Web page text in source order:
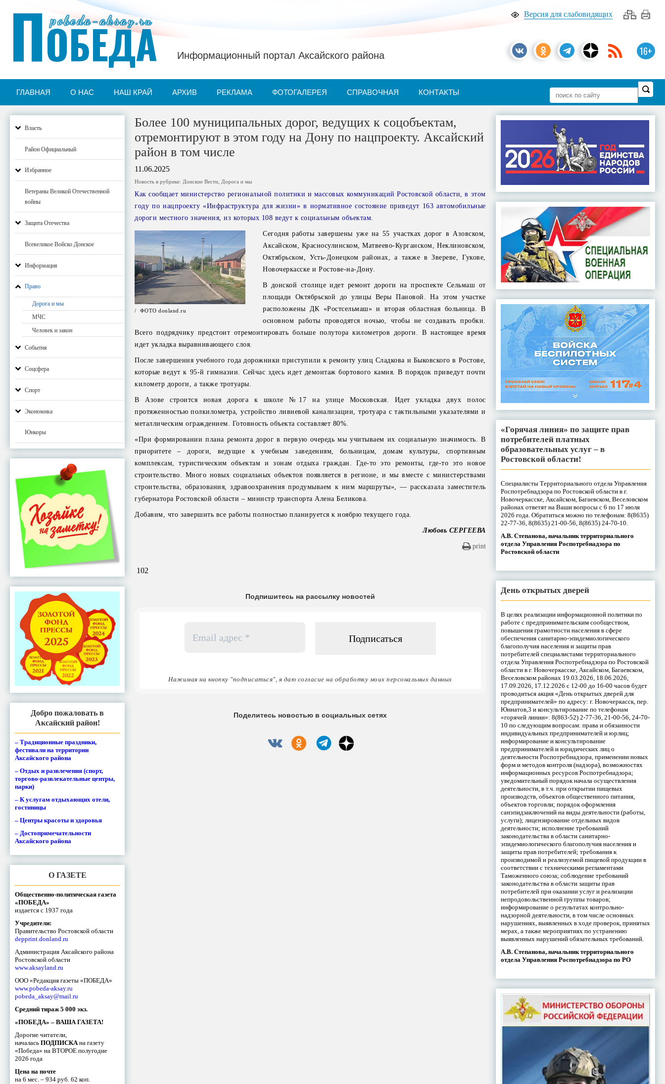
Версия для слабовидящих
16+
pobeda-aksay.ru
ПОБЕДА Информационный портал Аксайского района
ГЛАВНАЯ О НАС НАШ КРАЙ АРХИВ РЕКЛАМА ФОТОГАЛЕРЕЯ СПРАВОЧНАЯ КОНТАКТЫ
Власть
Район Официальный
Избранное
Ветераны Великой Отечественной
войны
Защита Отечества
Всевеликое Войско Донское
Информация
Право
Дорога и мы
МЧС
Человек и закон
События
Соцсфера
Спорт
Экономика
Юнкоры
Добро пожаловать в
Аксайский район!
– Традиционные праздники,
фестивали на территории
Аксайского района
– Отдых и развлечения (спорт,
торгово-развлекательные центры,
парки)
– К услугам отдыхающих отели,
гостиницы
– Центры красоты и здоровья
– Достопримечательности
Аксайского района
О ГАЗЕТЕ
Общественно-политическая газета
«ПОБЕДА»
издается с 1937 года
Учредители:
Правительство Ростовской области
depprint.donland.ru
Администрация Аксайского района
Ростовской области
www.aksayland.ru
ООО «Редакция газеты «ПОБЕДА»
www.pobeda-aksay.ru
pobeda_aksay@mail.ru
Средний тираж 5 000 экз.
«ПОБЕДА» – ВАША ГАЗЕТА!
Дорогие читатели,
началась ПОДПИСКАна газету
«Победа» на ВТОРОЕ полугодие
2026 года
Цена на почте
на 6 мес. – 934 руб. 62 коп.
Более 100 муниципальных дорог, ведущих к соцобъектам,
отремонтируют в этом году на Дону по нацпроекту. Аксайский
район в том числе
11.06.2025
Новость в рубрике: Донские Вести Дорога и мы
Как сообщает министерство региональной политики и массовых коммуникаций Ростовской области, в этом
году по нацпроекту «Инфраструктура для жизни» в нормативное состояние приведут 163 автомобильные
дороги местного значения, из которых 108 ведут к социальным объектам.
/ ФОТО donland.ru
Сегодня работы завершены уже на 55 участках дорог в Азовском,
Аксайском, Красносулинском, Матвеево-Курганском, Неклиновском,
Октябрьском, Усть-Донецком районах, а также в Звереве, Гукове,
Новочеркасске и Ростове-на-Дону.
В донской столице идет ремонт дороги на проспекте Сельмаш от
площади Октябрьской до улицы Веры Пановой. На этом участке
расположены ДК «Ростсельмаш» и вторая областная больница. В
основном работы проводятся ночью, чтобы не создавать пробки.
Всего подрядчику предстоит отремонтировать больше полутора километров дороги. В настоящее время
идет укладка выравнивающего слоя.
После завершения учебного года дорожники приступили к ремонту улиц Сладкова и Быковского в Ростове,
которые ведут к 95-й гимназии. Сейчас здесь идет демонтаж бортового камня. В порядок приведут почти
километр дороги, а также тротуары.
В Азове строится новая дорога к школе №17 на улице Московская. Идет укладка двух полос
протяженностью полкилометра, устройство ливневой канализации, тротуара с тактильными указателями и
металлическим ограждением. Готовность объекта составляет 80%.
«При формировании плана ремонта дорог в первую очередь мы учитываем их социальную значимость. В
приоритете – дороги, ведущие к учебным заведениям, больницам, домам культуры, спортивным
комплексам, туристическим объектам и зонам отдыха граждан. Где-то это ремонты, где-то это новое
строительство. Много новых социальных объектов появляется в регионе, и мы вместе с министерствами
строительства, образования, здравоохранения продумываем к ним маршруты», — рассказала заместитель
губернатора Ростовской области – министр транспорта Алена Беликова.
Добавим, что завершить все работы полностью планируется к ноябрю текущего года.
Любовь СЕРГЕЕВА
print
102
Подпишитесь на рассылку новостей
адрес
Нажимая на кнопку "подписаться", я даю согласие на обработку моих персональных данных
Поделитесь новостью в социальных сетях
«Горячая линия» по защите прав
потребителей платных
образовательных услуг – в
Ростовской области!
Специалисты Территориального отдела Управления
Роспотребнадзора по Ростовской области в г.
Новочеркасске, Аксайском, Багаевском, Веселовском
районах ответят на Ваши вопросы с 6 по 17 июля
2026 года. Обратиться можно по телефонам: 8(8635)
22-77-36, 8(8635) 21-00-56, 8(8635) 24-70-10.
А.В. Степанова, начальник территориального
отдела Управления Роспотребнадзора по
Ростовской области
День открытых дверей
В целях реализации информационной политики по
работе с предпринимательским сообществом,
повышения грамотности населения в сфере
обеспечения санитарно-эпидемиологического
благополучия населения и защиты прав
потребителей специалистами территориального
отдела Управления Роспотребнадзора по Ростовской
области в г. Новочеркасске, Аксайском, Багаевском,
Веселовском районах 19.03.2026, 18.06.2026,
17.09.2026, 17.12.2026 с 12-00 до 16-00 часов будет
проводиться акция «День открытых дверей для
предпринимателей» по адресу: г. Новочеркасск, пер.
Юннатов,3 и консультирование по телефонам
«горячей линии»: 8(863-52) 2-77-36, 21-00-56, 24-70-
10 по следующим вопросам: права и обязанности
индивидуальных предпринимателей и юрлиц;
информирование и консультирование
предпринимателей и юридических лиц о
деятельности Роспотребнадзора, применении новых
форм и методов контроля (надзора), возможностях
информационных ресурсов Роспотребнадзора;
уведомительный порядок начала осуществления
деятельности, в т.ч. при открытии пищевых
производств, объектов общественного питания,
объектов торговли; порядок оформления
санэпидзаключений на виды деятельности (работы,
услуги); лицензирование отдельных видов
деятельности; исполнение требований
законодательства в области санитарно-
эпидемиологического благополучия населения и
защиты прав потребителей; требования к
производимой и реализуемой пищевой продукции в
соответствии с техническими регламентами
Таможенного союза; соблюдение требований
законодательства в области защиты прав
потребителей при оказании услуг и реализации
непродовольственной группы товаров;
информирование о результатах контрольно-
надзорной деятельности, в том числе основных
нарушениях, выявленных в ходе проверок, принятых
мерах, а также мероприятиях по устранению
выявленных нарушений обязательных требований.
А.В. Степанова, начальник территориального
отдела Управления Роспотребнадзора по РО